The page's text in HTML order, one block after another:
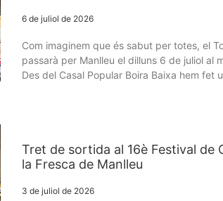
6 de juliol de 2026
Com imaginem que és sabut per totes, el
passarà per Manlleu el dilluns 6 de juliol al
Des del Casal Popular Boira Baixa hem fet
Tret de sortida al 16è Festival de
la Fresca de Manlleu
3 de juliol de 2026